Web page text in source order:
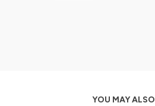
accompagner dans vos
YOU MAY